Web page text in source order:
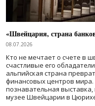
«Швейцария, страна
08.07.2026
Кто не мечтает о счете в
счастливые его
альпийская страна
финансовых центров
познавательная
музее Швейцарии в